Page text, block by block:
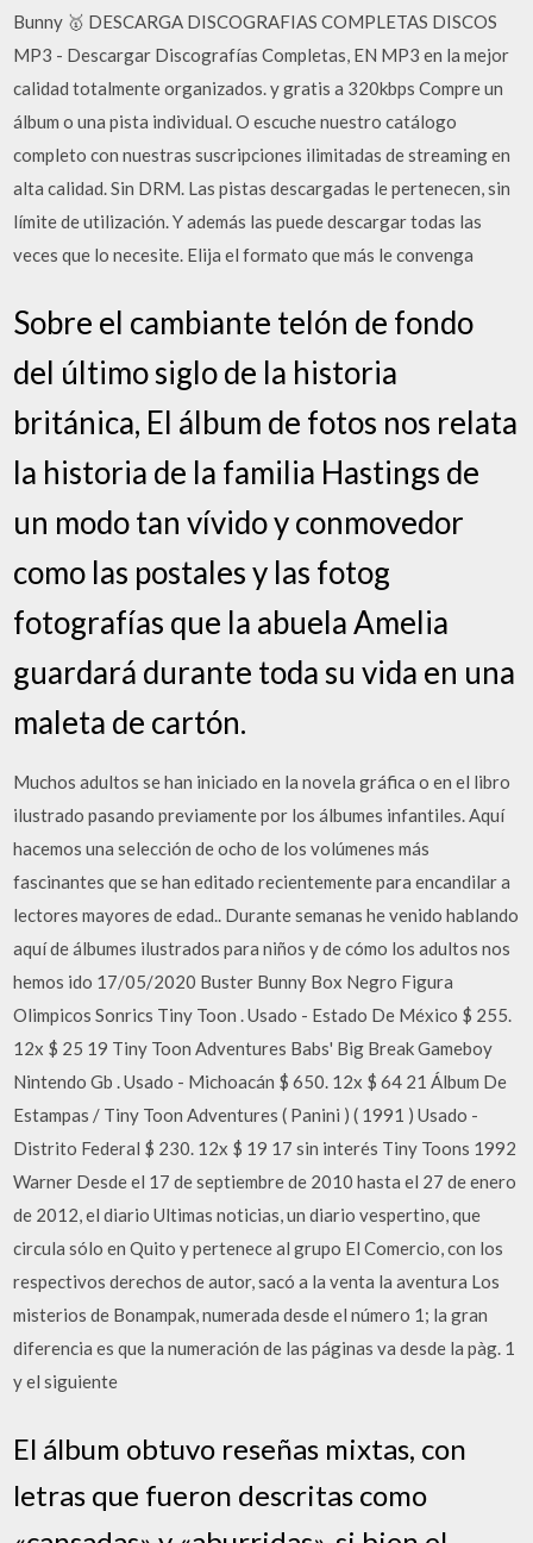
Bunny 🥇 DESCARGA DISCOGRAFIAS COMPLETAS DISCOS
MP3 - Descargar Discografías Completas, EN MP3 en la mejor
calidad totalmente organizados. y gratis a 320kbps Compre un
álbum o una pista individual. O escuche nuestro catálogo
completo con nuestras suscripciones ilimitadas de streaming en
alta calidad. Sin DRM. Las pistas descargadas le pertenecen, sin
límite de utilización. Y además las puede descargar todas las
veces que lo necesite. Elija el formato que más le convenga
Sobre el cambiante telón de fondo
del último siglo de la historia
británica, El álbum de fotos nos relata
la historia de la familia Hastings de
un modo tan vívido y conmovedor
como las postales y las fotog
fotografías que la abuela Amelia
guardará durante toda su vida en una
maleta de cartón.
Muchos adultos se han iniciado en la novela gráfica o en el libro
ilustrado pasando previamente por los álbumes infantiles. Aquí
hacemos una selección de ocho de los volúmenes más
fascinantes que se han editado recientemente para encandilar a
lectores mayores de edad.. Durante semanas he venido hablando
aquí de álbumes ilustrados para niños y de cómo los adultos nos
hemos ido 17/05/2020 Buster Bunny Box Negro Figura
Olimpicos Sonrics Tiny Toon . Usado - Estado De México $ 255.
12x $ 25 19 Tiny Toon Adventures Babs' Big Break Gameboy
Nintendo Gb . Usado - Michoacán $ 650. 12x $ 64 21 Álbum De
Estampas / Tiny Toon Adventures ( Panini ) ( 1991 ) Usado -
Distrito Federal $ 230. 12x $ 19 17 sin interés Tiny Toons 1992
Warner Desde el 17 de septiembre de 2010 hasta el 27 de enero
de 2012, el diario Ultimas noticias, un diario vespertino, que
circula sólo en Quito y pertenece al grupo El Comercio, con los
respectivos derechos de autor, sacó a la venta la aventura Los
misterios de Bonampak, numerada desde el número 1; la gran
diferencia es que la numeración de las páginas va desde la pàg. 1
y el siguiente
El álbum obtuvo reseñas mixtas, con
letras que fueron descritas como